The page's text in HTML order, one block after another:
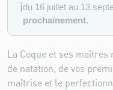
ℹ️du 16 juillet au 13
prochainement.
La Coque et ses
de natation, de vos
maîtrise et le